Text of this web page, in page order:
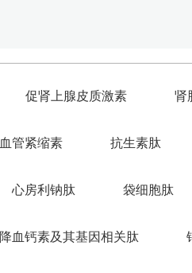
促肾上腺皮质激素 肾
血管紧缩素 抗生素肽
心房利钠肽 袋细胞肽
降血钙素及其基因相关肽